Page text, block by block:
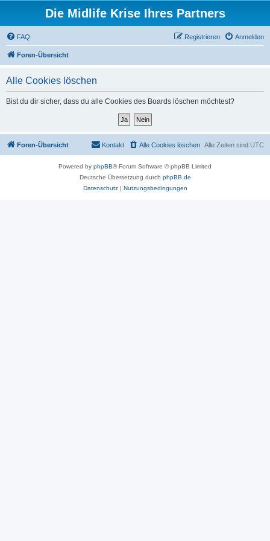
Die Midlife Krise Ihres Partners
FAQ Anmelden
Registrieren
Foren-Übersicht
Alle Cookies löschen
Bist du dir sicher, dass du alle Cookies des Boards löschen möchtest?
Foren-Übersicht Alle Zeiten sind UTC
Alle Cookies löschen
Kontakt
Powered by phpBB® Forum Software © phpBB Limited
Deutsche Übersetzung durch phpBB.de
Datenschutz| Nutzungsbedingungen